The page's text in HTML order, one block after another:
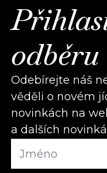
Odebírejte náš
věděli o novém
novinkách na
a dalších